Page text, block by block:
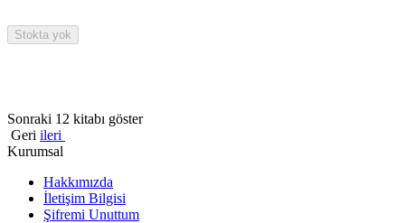
Stokta yok
Sonraki 12 kitabı göster
Geri ileri
Kurumsal
Hakkımızda
İletişim Bilgisi
Şifremi Unuttum